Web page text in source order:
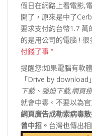
假日在網路上看電影,
開了，原來是中了
要求支付約台幣1.7 萬
的是用公司的電腦 !
付錢了事 “
提醒您:如果電腦有軟
「Drive by download」
下載、強迫下載,網頁
就會中毒。不要以為
網頁廣告成勒索病毒
曾中招。 台灣也傳出相